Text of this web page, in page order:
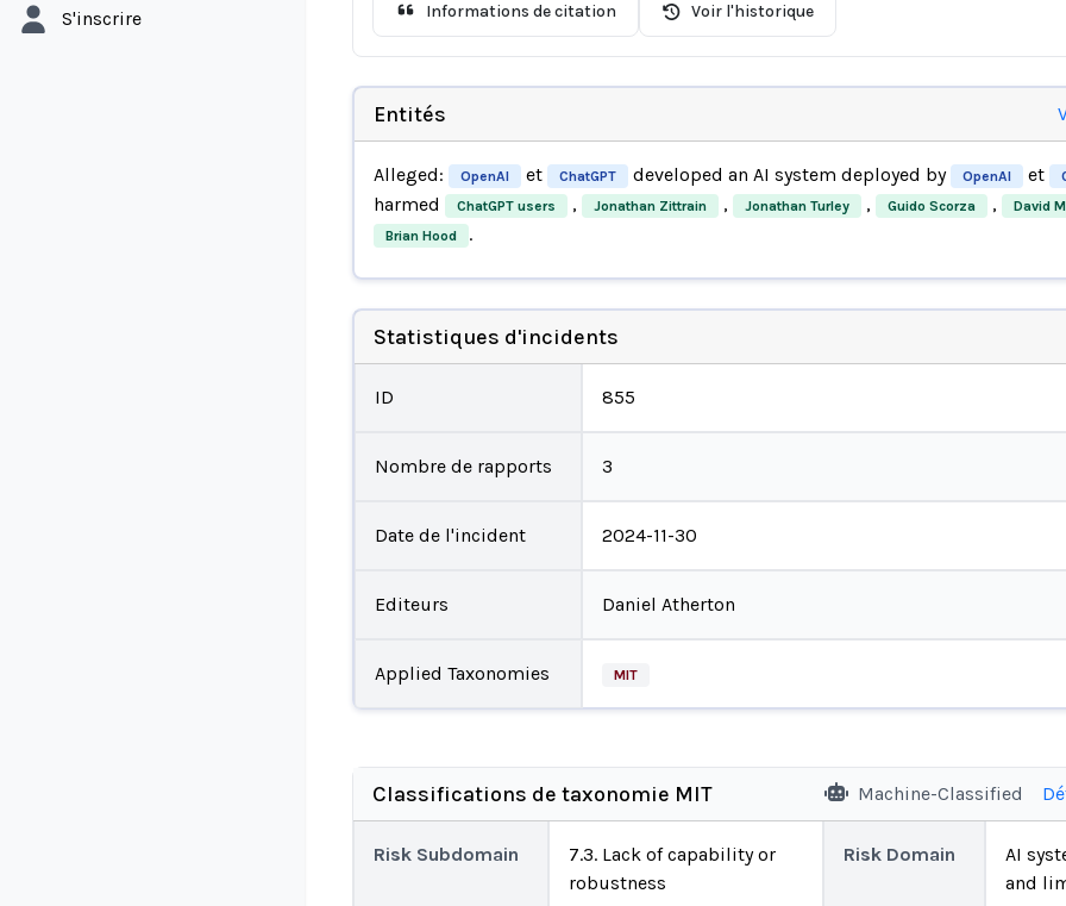
S'inscrire Informations de citation Voir l'historique
Entités
Alleged: OpenAI et ChatGPT developed an AI system deployed by OpenAI et
harmed
ChatGPT users , Jonathan Zittrain , Jonathan Turley , Guido Scorza , David
Brian Hood .
Statistiques d'incidents
ID 855
Nombre de rapports 3
Date de l'incident 2024-11-30
Editeurs Daniel Atherton
Applied Taxonomies MIT
Classifications de taxonomie MIT Machine-Classified
Risk Subdomain
7.3. Lack of capability or
robustness
Risk Domain
AI
and